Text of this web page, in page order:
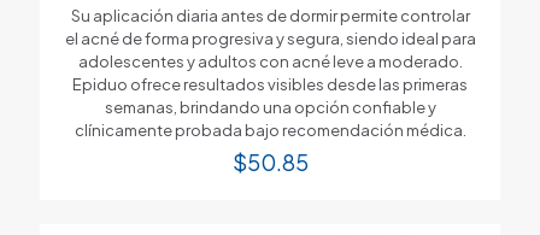
Su aplicación diaria antes de dormir permite controlar
el acné de forma progresiva y segura, siendo ideal para
adolescentes y adultos con acné leve a moderado.
Epiduo ofrece resultados visibles desde las primeras
semanas, brindando una opción confiable y
clínicamente probada bajo recomendación médica.
$50.85